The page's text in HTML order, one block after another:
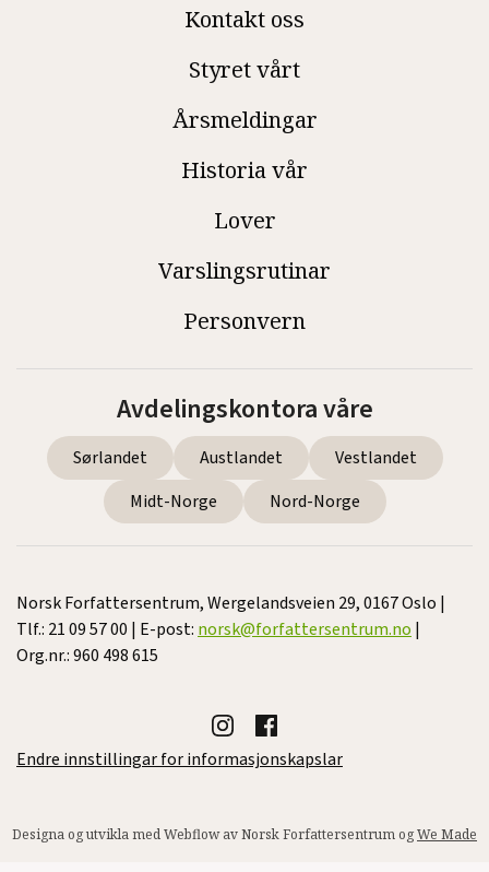
Kontakt oss
Styret vårt
Årsmeldingar
Historia vår
Lover
Varslingsrutinar
Personvern
Avdelingskontora våre
Sørlandet Austlandet
Vestlandet
Midt-Norge
Nord-Norge
Norsk Forfattersentrum, Wergelandsveien 29, 0167 Oslo |
Tlf.: 21 09 57 00 | E-post: norsk@forfattersentrum.no |
Org.nr.: 960 498 615
Endre innstillingar for informasjonskapslar
Designa og utvikla med Webflow av Norsk Forfattersentrum ogWe Made